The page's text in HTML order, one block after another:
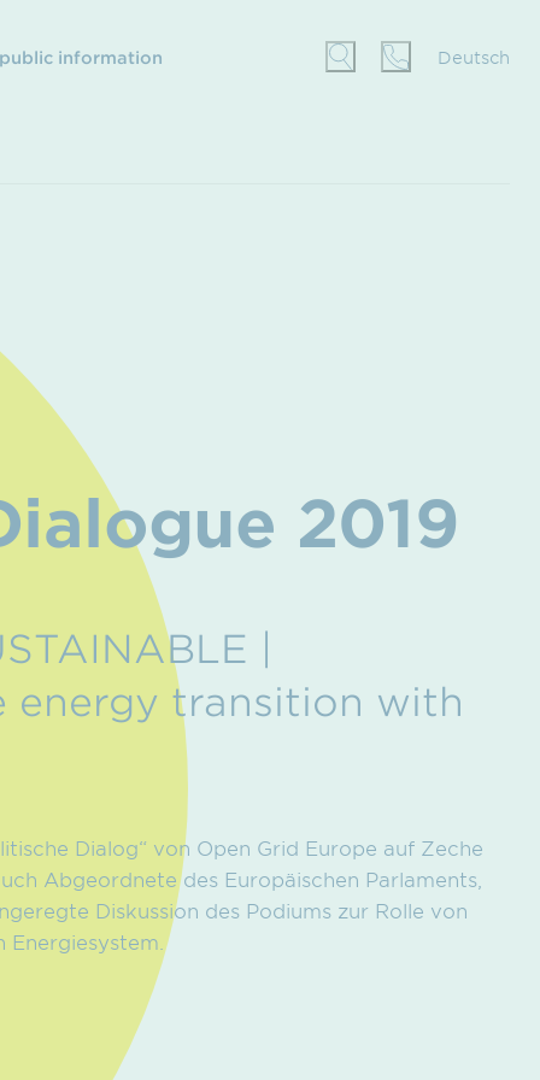
public information Deutsch
2019
|
energy transition with
Dialog“ von Open Grid Europe auf Zeche
Abgeordnete des Europäischen Parlaments,
Diskussion des Podiums zur Rolle von